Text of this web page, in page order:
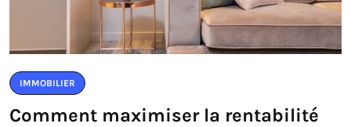
IMMOBILIER
Comment maximiser la rentabilité